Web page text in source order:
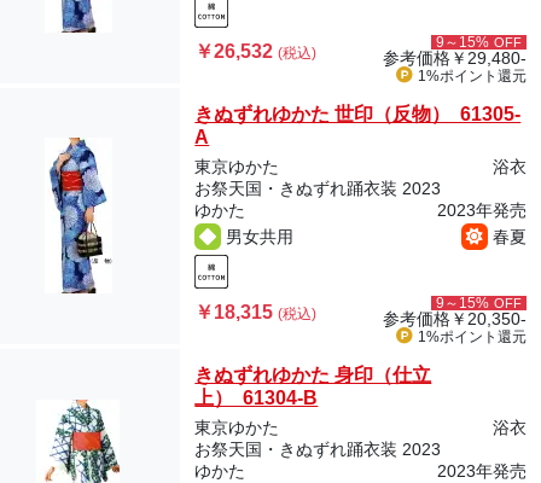
￥26,532(税込)
9～15% OFF
参考価格￥29,480-
1%ポイント 還元
きぬずれゆかた 世印（反物） 61305-
A
東京ゆかた
浴衣
お祭天国・きぬずれ踊衣装 2023
ゆかた
2023年発売
男女共用
春夏
￥18,315(税込)
9～15% OFF
参考価格￥20,350-
1%ポイント 還元
きぬずれゆかた 身印（仕立
上） 61304-B
東京ゆかた
浴衣
お祭天国・きぬずれ踊衣装 2023
ゆかた
2023年発売